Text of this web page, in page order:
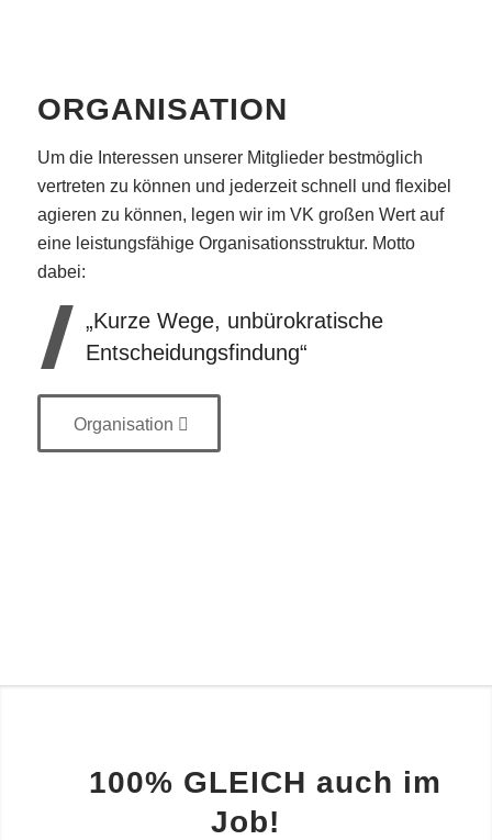
ORGANISATION
Um die Interessen unserer Mitglieder bestmöglich
vertreten zu können und jederzeit schnell und flexibel
agieren zu können, legen wir im VK großen Wert auf
eine leistungsfähige Organisationsstruktur. Motto
dabei:
„Kurze Wege, unbürokratische
Entscheidungsfindung“
Organisation
100% GLEICH auch im
Job!